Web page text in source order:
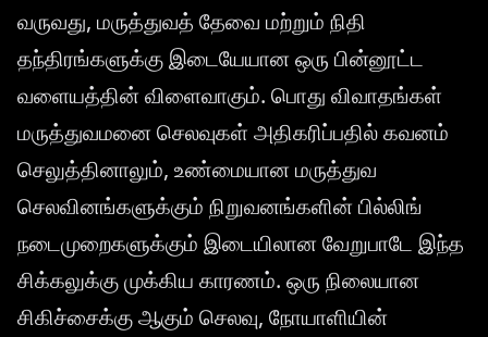
வருவது, மருத்துவத் தேவை மற்றும் நிதி
தந்திரங்களுக்கு இடையேயான ஒரு பின்னூட்ட
வளையத்தின் விளைவாகும். பொது விவாதங்கள்
மருத்துவமனை செலவுகள் அதிகரிப்பதில் கவனம்
செலுத்தினாலும், உண்மையான மருத்துவ
செலவினங்களுக்கும் நிறுவனங்களின் பில்லிங்
நடைமுறைகளுக்கும் இடையிலான வேறுபாடே இந்த
சிக்கலுக்கு முக்கிய காரணம். ஒரு நிலையான
சிகிச்சைக்கு ஆகும் செலவு, நோயாளியின்